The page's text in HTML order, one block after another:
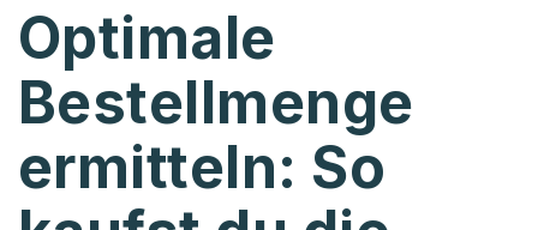
Optimale
Bestellmenge
ermitteln: So